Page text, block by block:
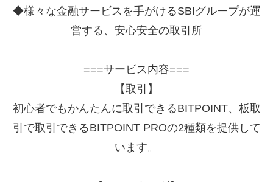
◆様々な金融サービスを手がけるSBIグループが運
営する、安心安全の取引所
===サービス内容===
【取引】
初心者でもかんたんに取引できるBITPOINT、板取
引で取引できるBITPOINT PROの2種類を提供して
います。